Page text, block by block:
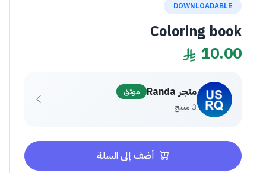
DOWNLOADABLE
Coloring book
10.00
متجر Randa موثق
3 منتج
أضف إلى السلة